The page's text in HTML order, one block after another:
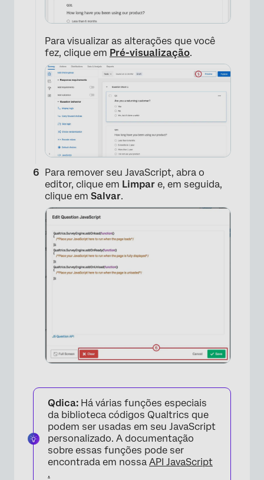
Para visualizar as alterações que você
fez, clique em Pré-visualização.
×
Para remover seu JavaScript, abra o
editor, clique em Limpar e, em seguida,
clique em Salvar.
Qdica: Há várias funções especiais
da biblioteca códigos Qualtrics que
podem ser usadas em seu JavaScript
personalizado. A documentação
sobre essas funções pode ser
encontrada em nossa API JavaScript
.